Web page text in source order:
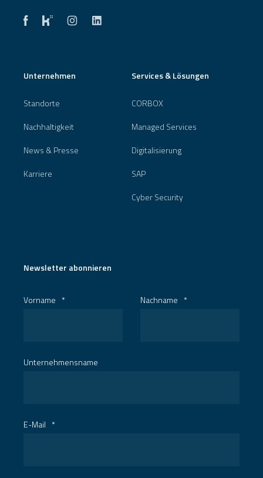
Unternehmen
Standorte
Nachhaltigkeit
News & Presse
Karriere
Services & Lösungen
CORBOX
Managed Services
Digitalisierung
SAP
Cyber Security
Newsletter abonnieren
Vorname * Nachname *
Unternehmensname
E-Mail *